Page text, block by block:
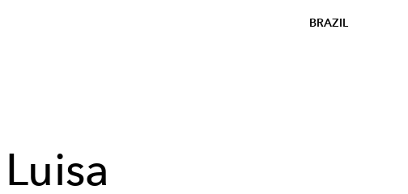
BRAZIL